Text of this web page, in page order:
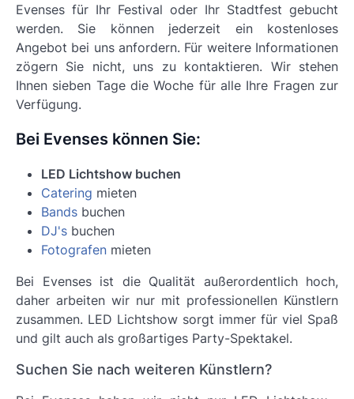
Evenses für Ihr Festival oder Ihr Stadtfest gebucht
werden. Sie können jederzeit ein kostenloses
Angebot bei uns anfordern. Für weitere Informationen
zögern Sie nicht, uns zu kontaktieren. Wir stehen
Ihnen sieben Tage die Woche für alle Ihre Fragen zur
Verfügung.
Bei Evenses können Sie:
LED Lichtshow buchen
Catering mieten
Bands buchen
DJ's buchen
Fotografen mieten
Bei Evenses ist die Qualität außerordentlich hoch,
daher arbeiten wir nur mit professionellen Künstlern
zusammen. LED Lichtshow sorgt immer für viel Spaß
und gilt auch als großartiges Party-Spektakel.
Suchen Sie nach weiteren Künstlern?